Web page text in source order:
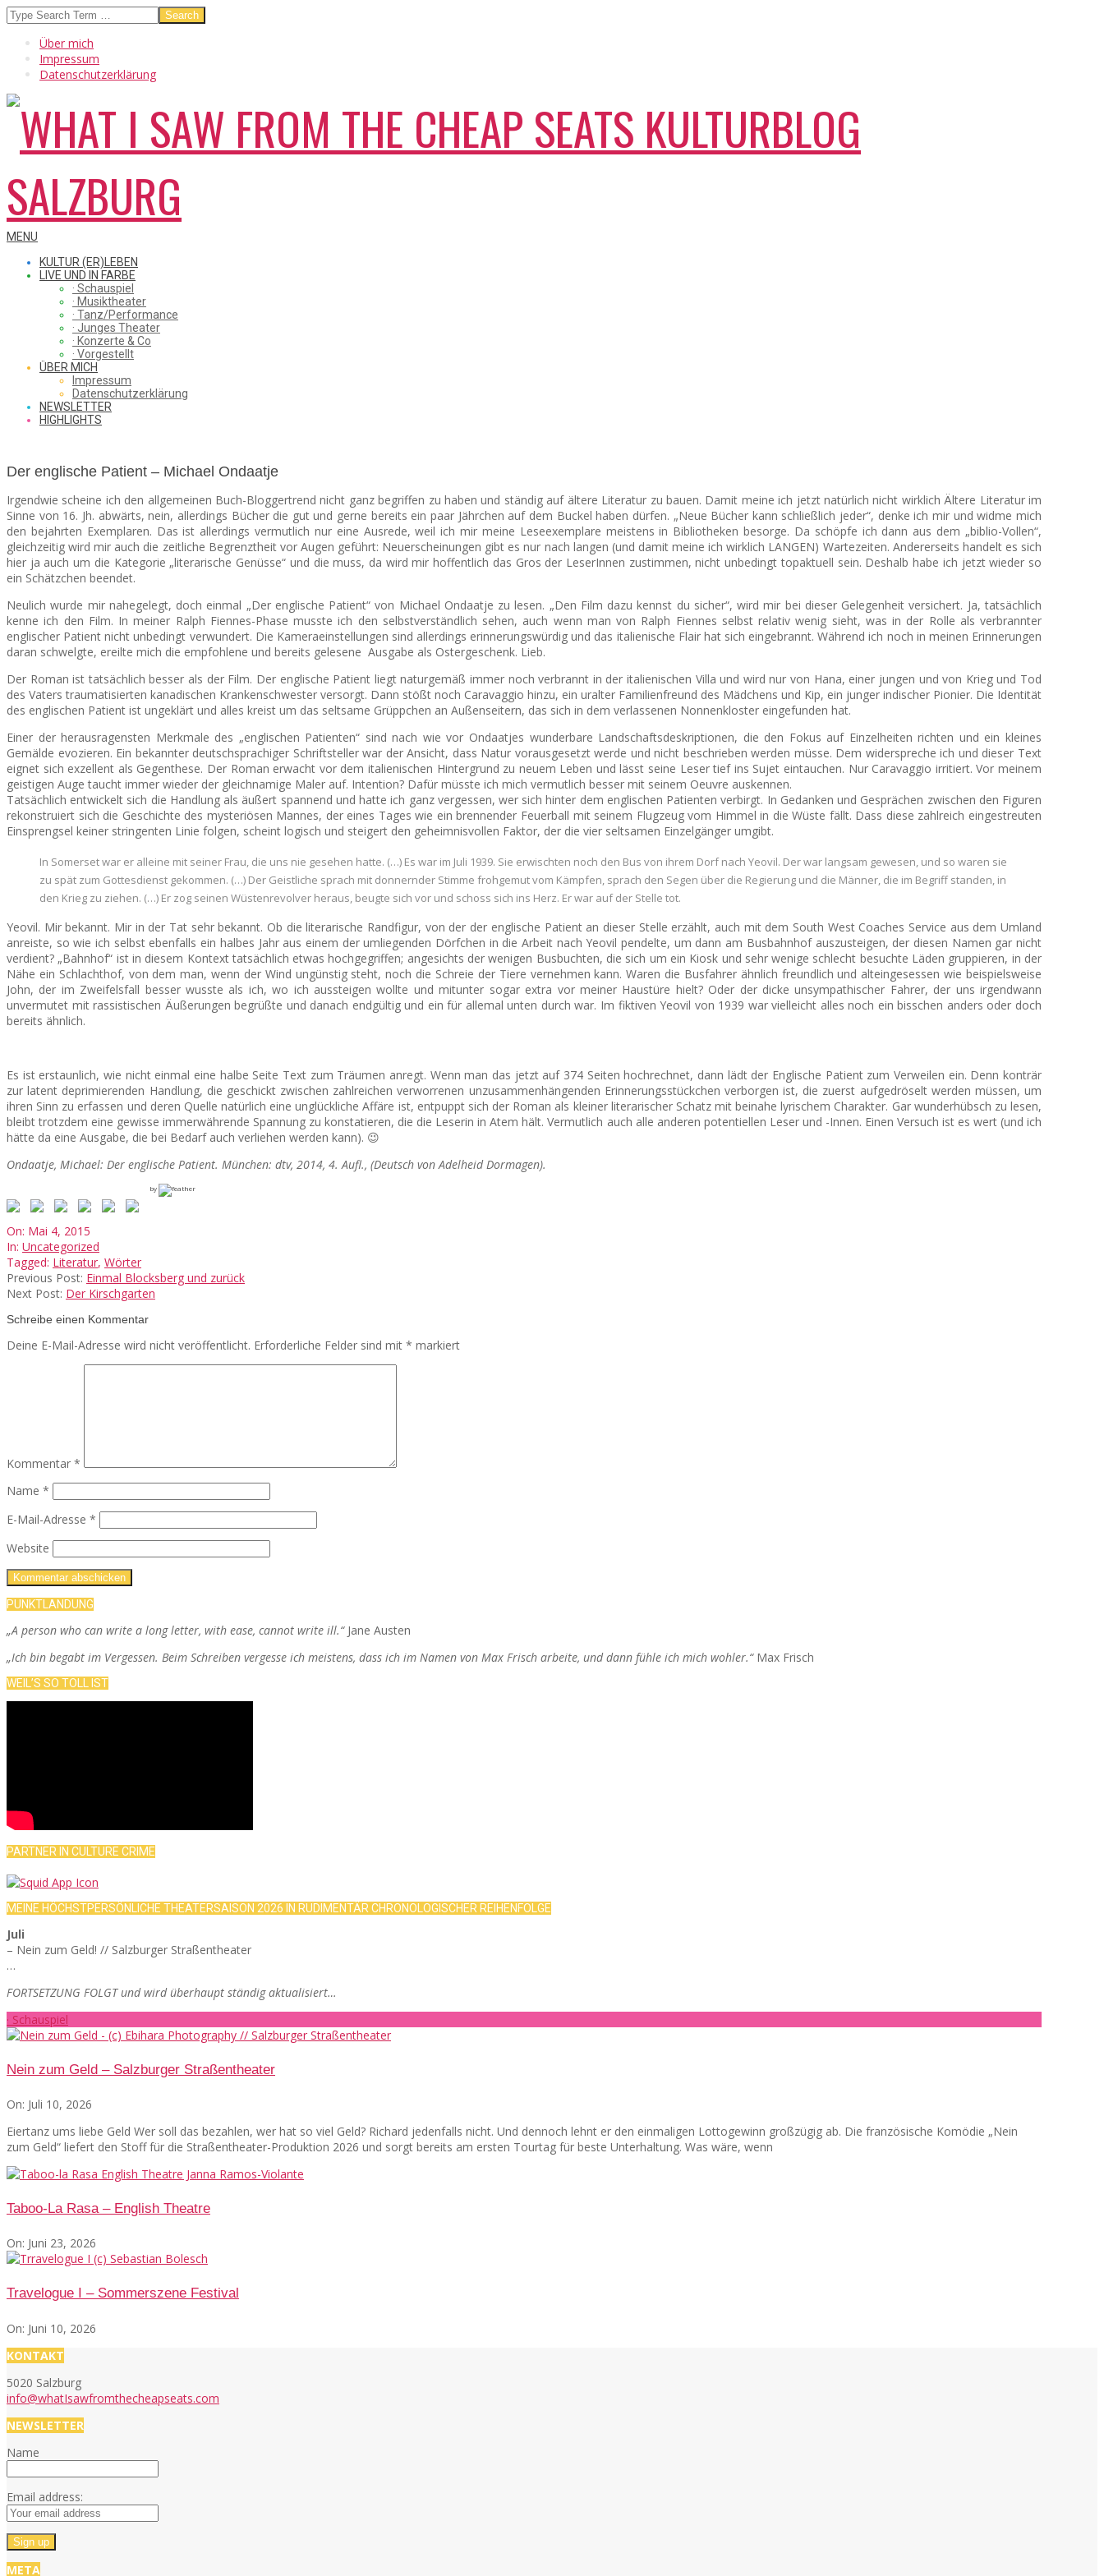
Skip
to
content
Search
Über mich
Impressum
Datenschutzerklärung
WHAT
SAW
FROM
THE
CHEAP
SEATS
Secondary
Menu
MENU
KULTUR (ER)LEBEN
LIVE UND IN FARBE
· Schauspiel
· Musiktheater
· Tanz/Performance
· Junges Theater
· Konzerte & Co
· Vorgestellt
ÜBER MICH
Impressum
Datenschutzerklärung
NEWSLETTER
HIGHLIGHTS
Der englische Patient – Michael Ondaatje
Irgendwie scheine ich den allgemeinen Buch-Bloggertrend nicht ganz begriffen zu haben und ständig auf ältere Literatur zu bauen. Damit meine ich jetzt natürlich nicht wirklich Ältere Literatur im
Sinne von 16. Jh. abwärts, nein, allerdings Bücher die gut und gerne bereits ein paar Jährchen auf dem Buckel haben dürfen. „Neue Bücher kann schließlich jeder“, denke ich mir und widme mich
den bejahrten Exemplaren. Das ist allerdings vermutlich nur eine Ausrede, weil ich mir meine Leseexemplare meistens in Bibliotheken besorge. Da schöpfe ich dann aus dem „biblio-Vollen“,
gleichzeitig wird mir auch die zeitliche Begrenztheit vor Augen geführt: Neuerscheinungen gibt es nur nach langen (und damit meine ich wirklich LANGEN) Wartezeiten. Andererseits handelt es sich
hier ja auch um die Kategorie „literarische Genüsse“ und die muss, da wird mir hoffentlich das Gros der LeserInnen zustimmen, nicht unbedingt topaktuell sein. Deshalb habe ich jetzt wieder so
ein Schätzchen beendet.
Neulich wurde mir nahegelegt, doch einmal „Der englische Patient“ von Michael Ondaatje zu lesen. „Den Film dazu kennst du sicher“, wird mir bei dieser Gelegenheit versichert. Ja, tatsächlich
kenne ich den Film. In meiner Ralph Fiennes-Phase musste ich den selbstverständlich sehen, auch wenn man von Ralph Fiennes selbst relativ wenig sieht, was in der Rolle als verbrannter
englischer Patient nicht unbedingt verwundert. Die Kameraeinstellungen sind allerdings erinnerungswürdig und das italienische Flair hat sich eingebrannt. Während ich noch in meinen Erinnerungen
daran schwelgte, ereilte mich die empfohlene und bereits gelesene Ausgabe als Ostergeschenk. Lieb.
Der Roman ist tatsächlich besser als der Film. Der englische Patient liegt naturgemäß immer noch verbrannt in der italienischen Villa und wird nur von Hana, einer jungen und von Krieg und Tod
des Vaters traumatisierten kanadischen Krankenschwester versorgt. Dann stößt noch Caravaggio hinzu, ein uralter Familienfreund des Mädchens und Kip, ein junger indischer Pionier. Die Identität
des englischen Patient ist ungeklärt und alles kreist um das seltsame Grüppchen an Außenseitern, das sich in dem verlassenen Nonnenkloster eingefunden hat.
Einer der herausragensten Merkmale des „englischen Patienten“ sind nach wie vor Ondaatjes wunderbare Landschaftsdeskriptionen, die den Fokus auf Einzelheiten richten und ein kleines
Gemälde evozieren. Ein bekannter deutschsprachiger Schriftsteller war der Ansicht, dass Natur vorausgesetzt werde und nicht beschrieben werden müsse. Dem widerspreche ich und dieser Text
eignet sich exzellent als Gegenthese. Der Roman erwacht vor dem italienischen Hintergrund zu neuem Leben und lässt seine Leser tief ins Sujet eintauchen. Nur Caravaggio irritiert. Vor meinem
geistigen Auge taucht immer wieder der gleichnamige Maler auf. Intention? Dafür müsste ich mich vermutlich besser mit seinem Oeuvre auskennen.
Tatsächlich entwickelt sich die Handlung als äußert spannend und hatte ich ganz vergessen, wer sich hinter dem englischen Patienten verbirgt. In Gedanken und Gesprächen zwischen den Figuren
rekonstruiert sich die Geschichte des mysteriösen Mannes, der eines Tages wie ein brennender Feuerball mit seinem Flugzeug vom Himmel in die Wüste fällt. Dass diese zahlreich eingestreuten
Einsprengsel keiner stringenten Linie folgen, scheint logisch und steigert den geheimnisvollen Faktor, der die vier seltsamen Einzelgänger umgibt.
In Somerset war er alleine mit seiner Frau, die uns nie gesehen hatte. (…) Es war im Juli 1939. Sie erwischten noch den Bus von ihrem Dorf nach Yeovil. Der war langsam gewesen, und so waren sie
zu spät zum Gottesdienst gekommen. (…) Der Geistliche sprach mit donnernder Stimme frohgemut vom Kämpfen, sprach den Segen über die Regierung und die Männer, die im Begriff standen, in
den Krieg zu ziehen. (…) Er zog seinen Wüstenrevolver heraus, beugte sich vor und schoss sich ins Herz. Er war auf der Stelle tot.
Yeovil. Mir bekannt. Mir in der Tat sehr bekannt. Ob die literarische Randfigur, von der der englische Patient an dieser Stelle erzählt, auch mit dem South West Coaches Service aus dem Umland
anreiste, so wie ich selbst ebenfalls ein halbes Jahr aus einem der umliegenden Dörfchen in die Arbeit nach Yeovil pendelte, um dann am Busbahnhof auszusteigen, der diesen Namen gar nicht
verdient? „Bahnhof“ ist in diesem Kontext tatsächlich etwas hochgegriffen; angesichts der wenigen Busbuchten, die sich um ein Kiosk und sehr wenige schlecht besuchte Läden gruppieren, in der
Nähe ein Schlachthof, von dem man, wenn der Wind ungünstig steht, noch die Schreie der Tiere vernehmen kann. Waren die Busfahrer ähnlich freundlich und alteingesessen wie beispielsweise
John, der im Zweifelsfall besser wusste als ich, wo ich aussteigen wollte und mitunter sogar extra vor meiner Haustüre hielt? Oder der dicke unsympathischer Fahrer, der uns irgendwann
unvermutet mit rassistischen Äußerungen begrüßte und danach endgültig und ein für allemal unten durch war. Im fiktiven Yeovil von 1939 war vielleicht alles noch ein bisschen anders oder doch
bereits ähnlich.
Es ist erstaunlich, wie nicht einmal eine halbe Seite Text zum Träumen anregt. Wenn man das jetzt auf 374 Seiten hochrechnet, dann lädt der Englische Patient zum Verweilen ein. Denn konträr
zur latent deprimierenden Handlung, die geschickt zwischen zahlreichen verworrenen unzusammenhängenden Erinnerungsstückchen verborgen ist, die zuerst aufgedröselt werden müssen, um
ihren Sinn zu erfassen und deren Quelle natürlich eine unglückliche Affäre ist, entpuppt sich der Roman als kleiner literarischer Schatz mit beinahe lyrischem Charakter. Gar wunderhübsch zu lesen,
bleibt trotzdem eine gewisse immerwährende Spannung zu konstatieren, die die Leserin in Atem hält. Vermutlich auch alle anderen potentiellen Leser und -Innen. Einen Versuch ist es wert (und ich
hätte da eine Ausgabe, die bei Bedarf auch verliehen werden kann). 😉
Ondaatje, Michael: Der englische Patient. München: dtv, 2014, 4. Aufl., (Deutsch von Adelheid Dormagen).
by
2015-
05-
04
On: Mai 4, 2015
In: Uncategorized
Tagged: Literatur, Wörter
Previous Post: Einmal Blocksberg und zurück
Next Post: Der Kirschgarten
Schreibe einen Kommentar
Deine E-Mail-Adresse wird nicht veröffentlicht. Erforderliche Felder sind mit * markiert
Kommentar *
Name *
E-Mail-Adresse *
Website
PUNKTLANDUNG
„A person who can write a long letter, with ease, cannot write ill.“Jane Austen
„Ich bin begabt im Vergessen. Beim Schreiben vergesse ich meistens, dass ich im Namen von Max Frisch arbeite, und dann fühle ich mich wohler.“Max Frisch
WEIL’S SO TOLL IST
PARTNER IN CULTURE CRIME
MEINE HÖCHSTPERSÖNLICHE THEATERSAISON 2026 IN RUDIMENTÄR CHRONOLOGISCHER REIHENFOLGE
Juli
– Nein zum Geld! // Salzburger Straßentheater
…
FORTSETZUNG FOLGT und wird überhaupt ständig aktualisiert…
· Schauspiel
Nein zum Geld – Salzburger Straßentheater
On: Juli 10, 2026
Eiertanz ums liebe Geld Wer soll das bezahlen, wer hat so viel Geld? Richard jedenfalls nicht. Und dennoch lehnt er den einmaligen Lottogewinn großzügig ab. Die französische Komödie „Nein
zum Geld“ liefert den Stoff für die Straßentheater-Produktion 2026 und sorgt bereits am ersten Tourtag für beste Unterhaltung. Was wäre, wenn
Taboo-La Rasa – English Theatre
On: Juni 23, 2026
Travelogue I – Sommerszene Festival
On: Juni 10, 2026
KONTAKT
5020 Salzburg
info@whatIsawfromthecheapseats.com
NEWSLETTER
Name
Email address:
META